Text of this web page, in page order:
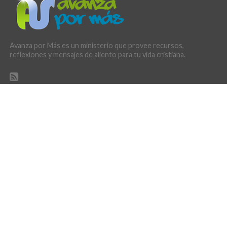
Avanza por Más es un ministerio que provee recursos,
reflexiones y mensajes de aliento para tu vida cristiana.